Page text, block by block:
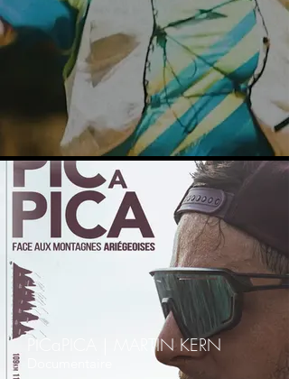
PICaPICA｜MARTIN KERN